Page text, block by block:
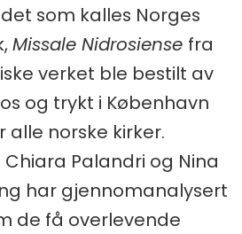
som kalles Norges
Missale Nidrosiense fra
verket ble bestilt av
og trykt i København
norske kirker.
Palandri og Nina
har gjennomanalysert
de få overlevende